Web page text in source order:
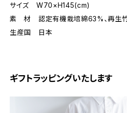
サイズ W70×H145(cm)
素 材 認定有機栽培綿63%、再生
生産国 日本
ギフトラッピングいたします